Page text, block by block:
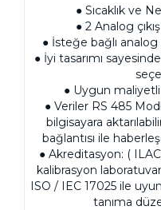
● Sıcaklık ve
● 2 Analog
● İsteğe bağlı analog
● İyi tasarımı
● Uygun
● Veriler RS 485
bilgisayara
bağlantısı ile
● Akreditasyon: (
kalibrasyon
ISO / IEC 17025 ile
tanıma